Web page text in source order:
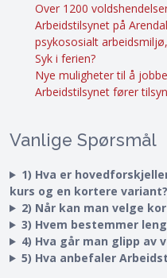
Over 1200
Arbeidstilsynet på
psykososialt
Syk i ferien?
Nye muligheter til å
Arbeidstilsynet fører
Vanlige Spørsmål
1) Hva er
kurs og en kortere variant?
2) Når kan man velge
3) Hvem bestemmer
4) Hva går man glipp av
5) Hva anbefaler